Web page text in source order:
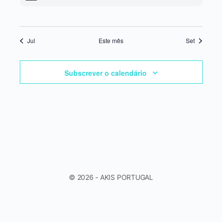
Jul Este mês Set
Subscrever o calendário
© 2026 - AKIS PORTUGAL